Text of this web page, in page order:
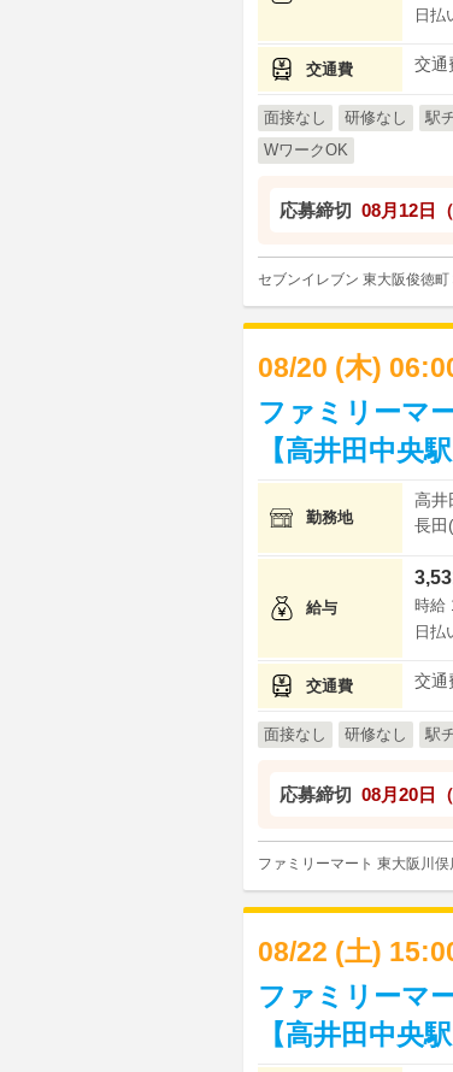
日払
交通費 交通
面接なし 研修なし 駅
WワークOK
応募締切 08月12日（
セブンイレブン 東大阪俊徳
08/20 (木)
ファミリーマ
【高井田中央駅
勤務地
高井
長田
給与
時給
日払
交通費 交通
面接なし 研修なし 駅
応募締切 08月20日（
ファミリーマート 東大阪川俣
08/22 (土)
ファミリーマ
【高井田中央駅